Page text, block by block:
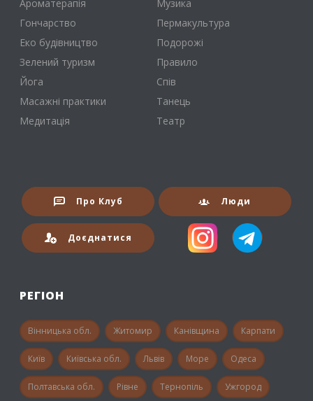
Ароматерапія
Гончарство
Еко будівництво
Зелений туризм
Йога
Масажні практики
Медитація
Музика
Пермакультура
Подорожі
Правило
Спів
Танець
Театр
Про Клуб Люди
Доєднатися
РЕГІОН
Вінницька обл. Житомир Канівщина Карпати
Київ Київська обл. Львів Море Одеса
Полтавська обл. Рівне Тернопіль Ужгород